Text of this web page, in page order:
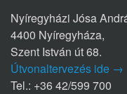
Nyíregyházi Jósa
4400 Nyíregyháza,
Szent István út 68.
Útvonaltervezés ide →
Tel.: +36 42/599 700